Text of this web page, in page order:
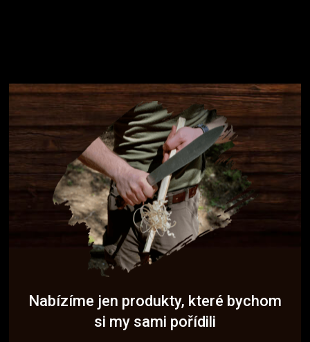
Nabízíme jen produkty, které bychom
si my sami pořídili